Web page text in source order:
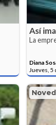
Así
La
Diana
Jueves, 5